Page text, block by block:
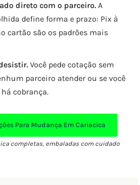
direto com o parceiro. A
define forma e prazo: Pix à
cartão são os padrões mais
Você pede cotação sem
parceiro atender ou se você
cobrança.
Para Mudança Em Cariacica
completas, embaladas com cuidado